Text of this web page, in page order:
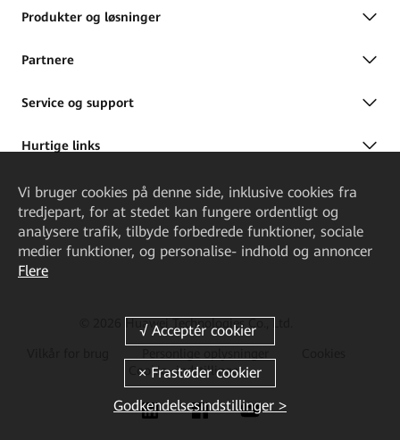
Produkter og løsninger
Partnere
Service og support
Hurtige links
© 2026 Huawei Technologies Co., Ltd.
Cookie- indstillinger
Vi bruger cookies på denne side, inklusive cookies fra
tredjepart, for at stedet kan fungere ordentligt og
analysere trafik, tilbyde forbedrede funktioner, sociale
medier funktioner, og personalise- indhold og annoncer
Flere
Godkendelsesindstillinger >